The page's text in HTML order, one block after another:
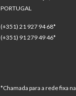
PORTUGAL
(+351) 21 927 94 68*
(+351) 91 279 49 46*
*Chamada para a rede fixa